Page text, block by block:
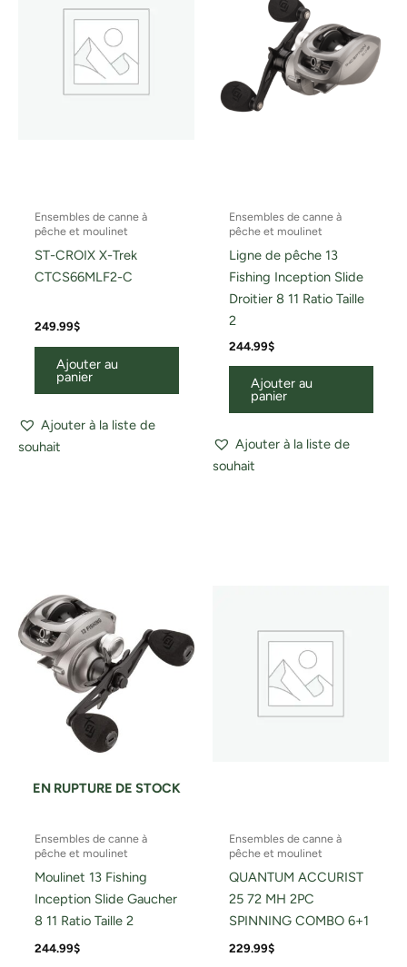
Ensembles de canne à
pêche et moulinet
ST-CROIX X-Trek
CTCS66MLF2-C
249.99$
Ajouter au
panier
Ajouter à la liste de
souhait
Ensembles de canne à
pêche et moulinet
Ligne de pêche 13
Fishing Inception Slide
Droitier 8 11 Ratio Taille
2
244.99$
Ajouter au
panier
Ajouter à la liste de
souhait
EN RUPTURE DE STOCK
Ensembles de canne à
pêche et moulinet
Moulinet 13 Fishing
Inception Slide Gaucher
8 11 Ratio Taille 2
244.99$
Ensembles de canne à
pêche et moulinet
QUANTUM ACCURIST
25 72 MH 2PC
SPINNING COMBO 6+1
229.99$